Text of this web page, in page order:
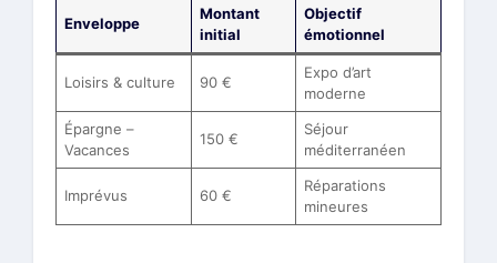
Enveloppe
Montant
initial
Objectif
émotionnel
Loisirs & culture 90 €
Expo d’art
moderne
Épargne –
Vacances
150 €
Séjour
méditerranéen
Imprévus 60 €
Réparations
mineures